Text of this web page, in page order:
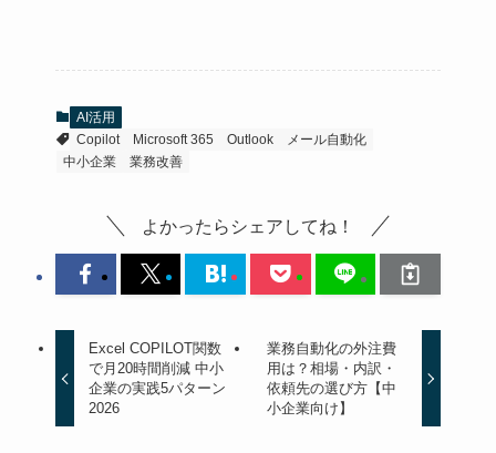
AI活用
Copilot
Microsoft 365 Outlook
メール自動化
中小企業
業務改善
よかったらシェアしてね！
Excel COPILOT関数
で月20時間削減 中小
企業の実践5パターン
2026
業務自動化の外注費
用は？相場・内訳・
依頼先の選び方【中
小企業向け】